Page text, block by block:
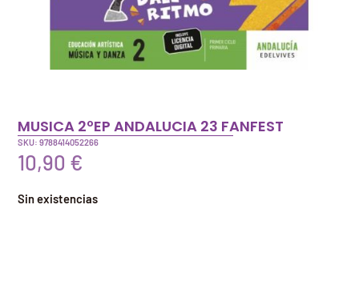
MUSICA 2ºEP ANDALUCIA 23 FANFEST
SKU: 9788414052266
10,90 €
Sin existencias